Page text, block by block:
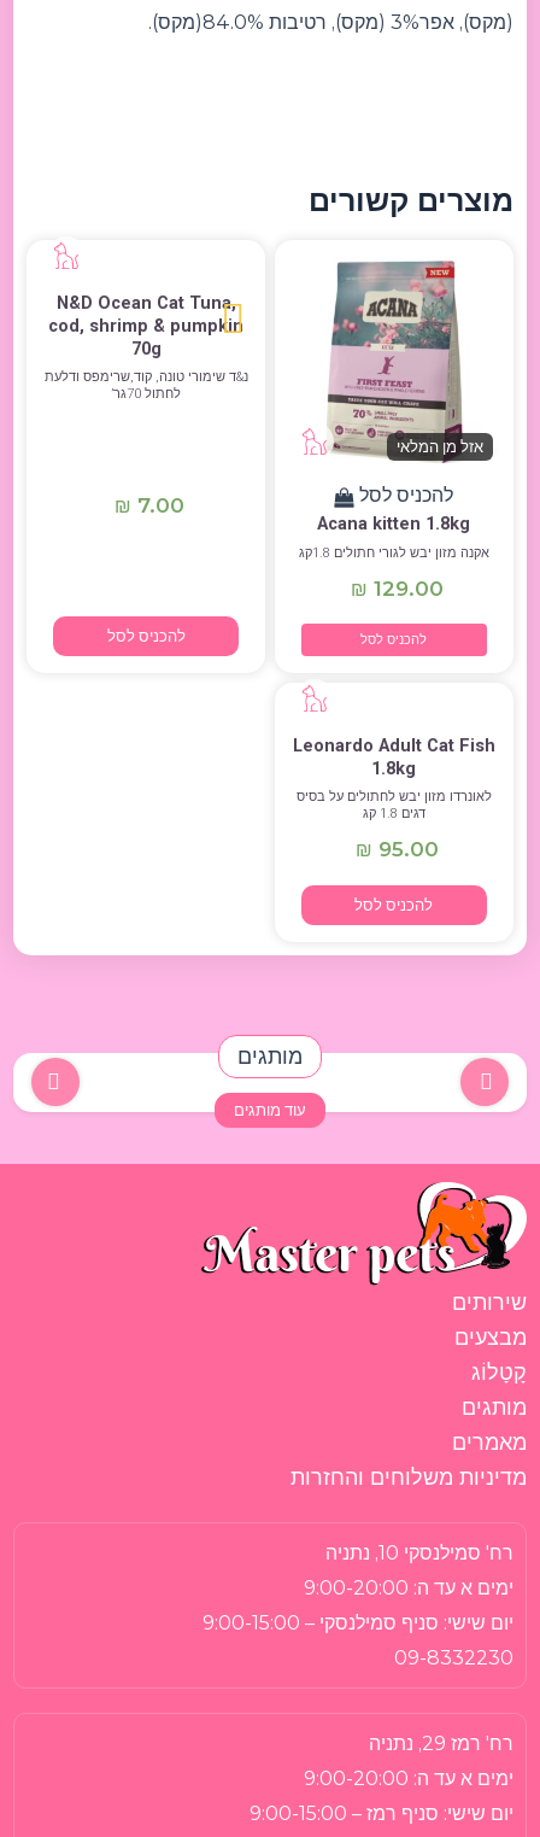
(מקס), אפר3% (מקס), רטיבות 84.0%(מקס).
מוצרים קשורים
אזל מן המלאי
להכניס לסל
Acana kitten 1.8kg
אקנה מזון יבש לגורי חתולים 1.8קג
₪ 129.00
להכניס לסל
N&D Ocean Cat Tuna,
cod, shrimp & pumpkin
70g
נ&ד שימורי טונה, קוד,שרימפס ודלעת
לחתול 70גר’
₪ 7.00
להכניס לסל
Leonardo Adult Cat Fish
1.8kg
לאונרדו מזון יבש לחתולים על בסיס
דגים 1.8 קג
₪ 95.00
להכניס לסל
מותגים
עוד מותגים
רח' סמילנסקי 10, נתניה
ימים א עד ה: 9:00-20:00
יום שישי: סניף סמילנסקי – 9:00-15:00
09-8332230
רח' רמז 29, נתניה
ימים א עד ה: 9:00-20:00
יום שישי: סניף רמז – 9:00-15:00
שירותים
מבצעים
קָטָלוֹג
מותגים
מאמרים
מדיניות משלוחים והחזרות